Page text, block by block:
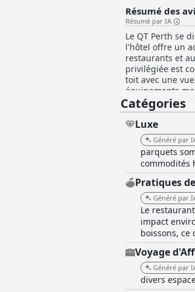
Résumé des
Résumé par IA
Le QT Perth se
l'hôtel offre un
restaurants et
privilégiée est
toit avec une vue imprenable sur la ville. Les clients
équipements
confortables,
des articles de
taille et des
mineurs sont
au QT Perth
service
buffet et le coût élevé,
bien
de la nourriture
fermetures occasionnelles
gentillesse,
manière
moins satisfaisant sont
confortable et
bien pensés
l'adéquation familiale soient notées. Dans l'ensemble,
normes de
chambres
Catégories
Luxe
Généré par
parquets
commodités
Pratiques
Généré par
Le
impact
boissons, ce
Voyage
Généré par
divers